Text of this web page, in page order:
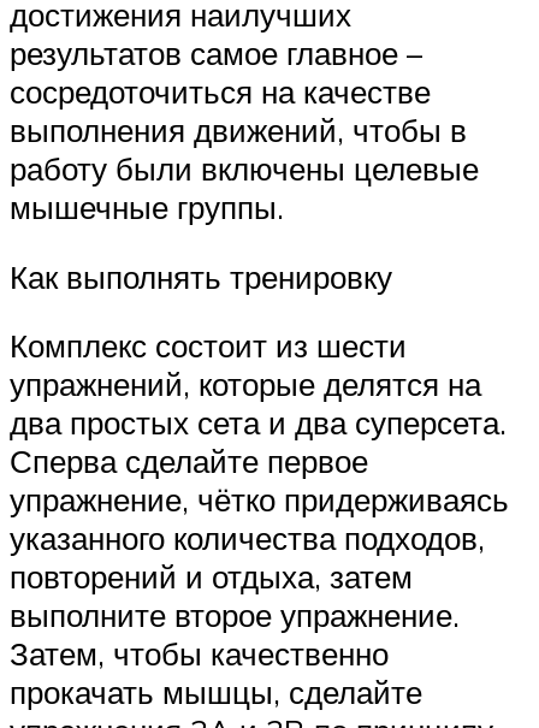
достижения наилучших
результатов самое главное –
сосредоточиться на качестве
выполнения движений, чтобы в
работу были включены целевые
мышечные группы.
Как выполнять тренировку
Комплекс состоит из шести
упражнений, которые делятся на
два простых сета и два суперсета.
Сперва сделайте первое
упражнение, чётко придерживаясь
указанного количества подходов,
повторений и отдыха, затем
выполните второе упражнение.
Затем, чтобы качественно
прокачать мышцы, сделайте